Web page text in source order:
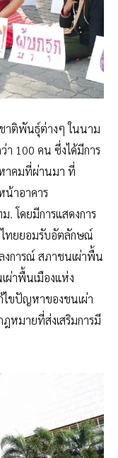
าติพันธุ์ต่างๆ ในนาม
า 100 คน ซึ่งได้มีการ
าคมที่ผ่านมา ที่
น้าอาคาร
โดยมีการแสดงการ
ไทยยอมรับอัตลักษณ์
งการณ์ สภาชนเผ่าพื้น
ผ่าพื้นเมืองแห่ง
ขปัญหาของชนเผ่า
ฎหมายที่ส่งเสริมการมี